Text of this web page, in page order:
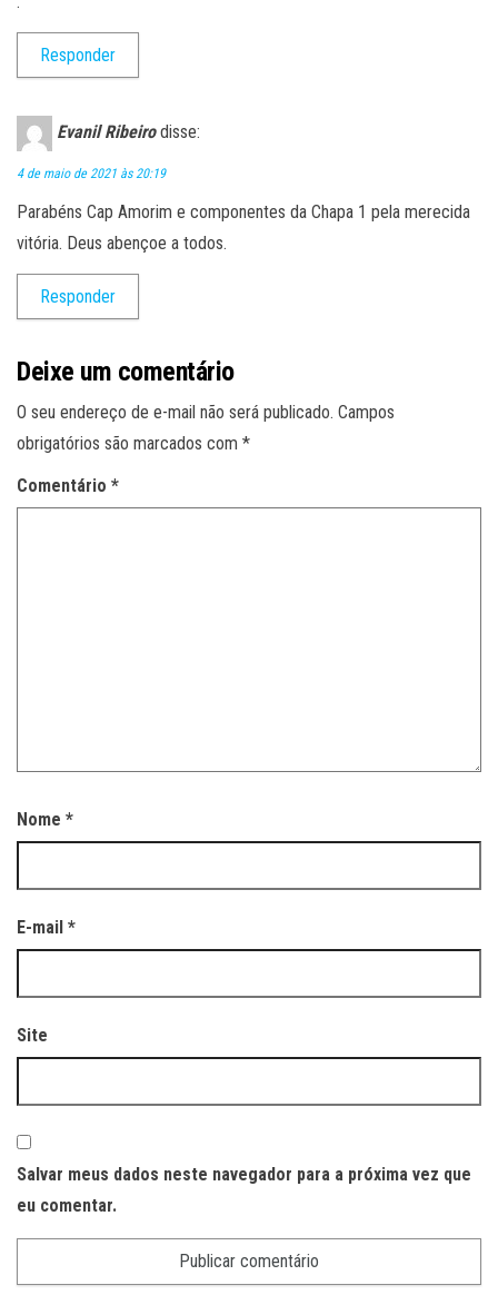
Responder
Evanil Ribeiro disse:
4 de maio de 2021 às 20:19
Parabéns Cap Amorim e componentes da Chapa 1 pela merecida
vitória. Deus abençoe a todos.
Responder
Deixe um comentário
O seu endereço de e-mail não será publicado. Campos
obrigatórios são marcados com *
Comentário *
Nome *
E-mail *
Site
Salvar meus dados neste navegador para a próxima vez que
eu comentar.